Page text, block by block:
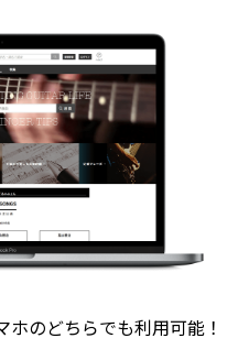
のどちらでも利用可能！